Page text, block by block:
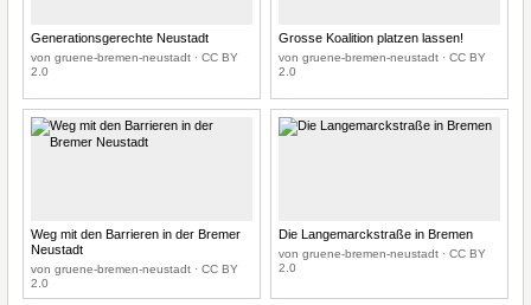
Generationsgerechte Neustadt
von gruene-bremen-neustadt · CC BY
2.0
Grosse Koalition platzen lassen!
von gruene-bremen-neustadt · CC BY
2.0
Weg mit den Barrieren in der Bremer
Neustadt
von gruene-bremen-neustadt · CC BY
2.0
Die Langemarckstraße in Bremen
von gruene-bremen-neustadt · CC BY
2.0